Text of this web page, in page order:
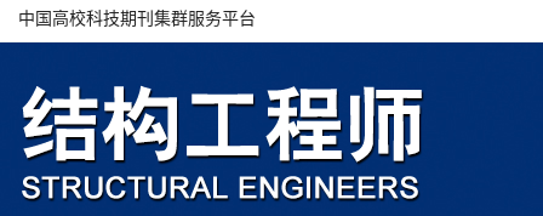
中国高校科技期刊集群服务平台